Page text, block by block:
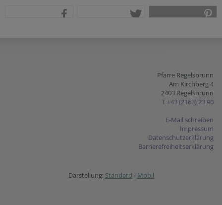
Pfarre Regelsbrunn
Am Kirchberg 4
2403 Regelsbrunn
T +43 (2163) 23 90
E-Mail schreiben
Impressum
Datenschutzerklärung
Barrierefreiheitserklärung
Darstellung: Standard - Mobil